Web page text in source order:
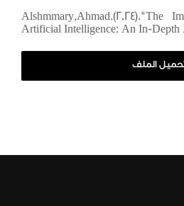
Alshmmary,Ahmad.(2024)."The
Artificial Intelligence: An In-Depth
الملف